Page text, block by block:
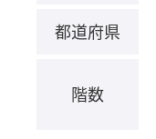
都道府県
階数